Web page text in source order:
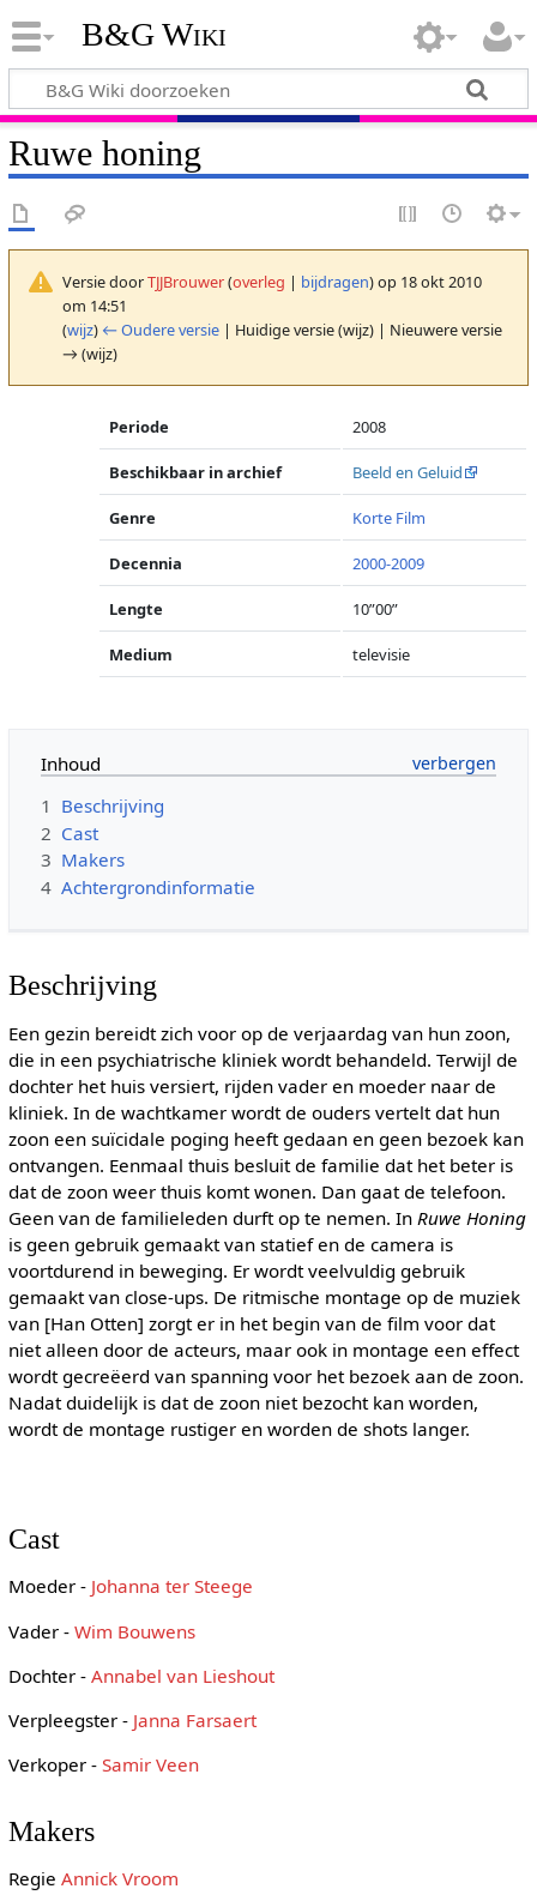
B&G Wiki
Ruwe honing
Versie doorTJJBrouwer(overleg | bijdragen)op 18 okt 2010
om 14:51
(wijz) ← Oudere versie| Huidige versie (wijz) | Nieuwere versie
→ (wijz)
Periode 2008
Beschikbaar in archief Beeld en Geluid
Genre Korte Film
Decennia 2000-2009
Lengte 10”00”
Medium televisie
Inhoud
1 Beschrijving
2 Cast
3 Makers
4 Achtergrondinformatie
Beschrijving
Een gezin bereidt zich voor op de verjaardag van hun zoon,
die in een psychiatrische kliniek wordt behandeld. Terwijl de
dochter het huis versiert, rijden vader en moeder naar de
kliniek. In de wachtkamer wordt de ouders vertelt dat hun
zoon een suïcidale poging heeft gedaan en geen bezoek kan
ontvangen. Eenmaal thuis besluit de familie dat het beter is
dat de zoon weer thuis komt wonen. Dan gaat de telefoon.
Geen van de familieleden durft op te nemen. In Ruwe Honing
is geen gebruik gemaakt van statief en de camera is
voortdurend in beweging. Er wordt veelvuldig gebruik
gemaakt van close-ups. De ritmische montage op de muziek
van [Han Otten] zorgt er in het begin van de film voor dat
niet alleen door de acteurs, maar ook in montage een effect
wordt gecreëerd van spanning voor het bezoek aan de zoon.
Nadat duidelijk is dat de zoon niet bezocht kan worden,
wordt de montage rustiger en worden de shots langer.
Cast
Moeder - Johanna ter Steege
Vader - Wim Bouwens
Dochter - Annabel van Lieshout
Verpleegster - Janna Farsaert
Verkoper - Samir Veen
Makers
Regie Annick Vroom